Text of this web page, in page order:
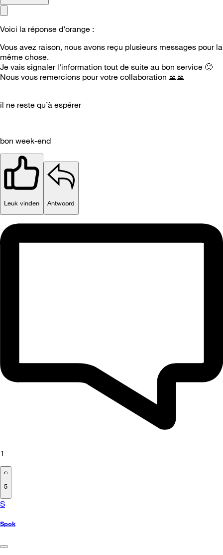
Voici la réponse d’orange :
Vous avez raison, nous avons reçu plusieurs messages pour la
même chose.
Je vais signaler l'information tout de suite au bon service 🙂
Nous vous remercions pour votre collaboration 🙏🙏
il ne reste qu’à espérer
bon week-end
Leuk vinden Antwoord
1
5
S
Spok